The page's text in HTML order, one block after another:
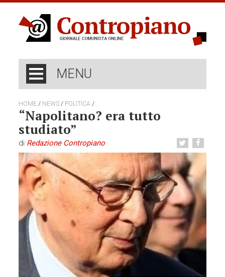
MENU
HOME / NEWS / POLITICA /
“Napolitano? era tutto
studiato”
di Redazione Contropiano